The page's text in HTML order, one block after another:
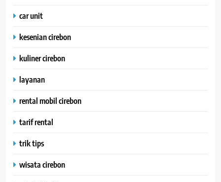
car unit
kesenian cirebon
kuliner cirebon
layanan
rental mobil cirebon
tarif rental
trik tips
wisata cirebon